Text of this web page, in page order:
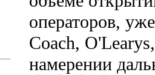
операторов,
Coach,
намерении